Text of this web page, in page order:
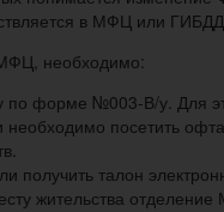
в МФЦ или
необходимо:
по форме №003-В/у. Для
посетить
получить талон
жительства